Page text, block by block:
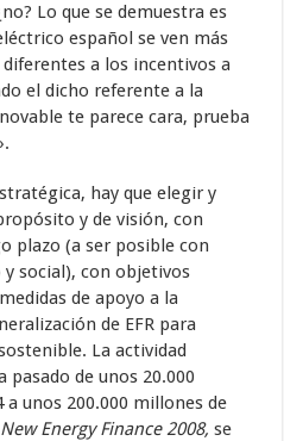
Lo que se demuestra es
español se ven más
a los incentivos a
el dicho referente a la
te parece cara, prueba
hay que elegir y
y de visión, con
plazo (a ser posible con
social), con objetivos
de apoyo a la
de EFR para
La actividad
pasado de unos 20.000
unos 200.000 millones de
New Energy Finance 2008, se